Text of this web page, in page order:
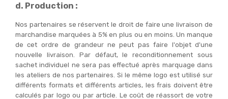
d. Production :
Nos partenaires se réservent le droit de faire une livraison de
marchandise marquées à 5% en plus ou en moins. Un manque
de cet ordre de grandeur ne peut pas faire l'objet d'une
nouvelle livraison. Par défaut, le reconditionnement sous
sachet individuel ne sera pas effectué après marquage dans
les ateliers de nos partenaires. Si le même logo est utilisé sur
différents formats et différents articles, les frais doivent être
calculés par logo ou par article. Le coût de réassort de votre